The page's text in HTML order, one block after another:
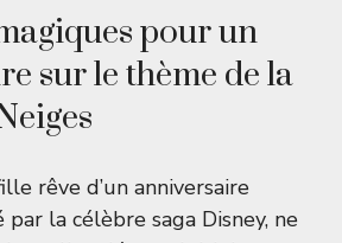
pour un
sur le thème de la
rêve d’un anniversaire
par la célèbre saga Disney, ne